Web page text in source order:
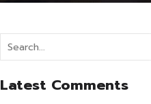
Latest Comments